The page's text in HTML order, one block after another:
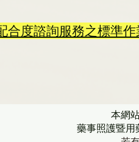
合度諮詢服務之標準
本網
藥事照護暨用